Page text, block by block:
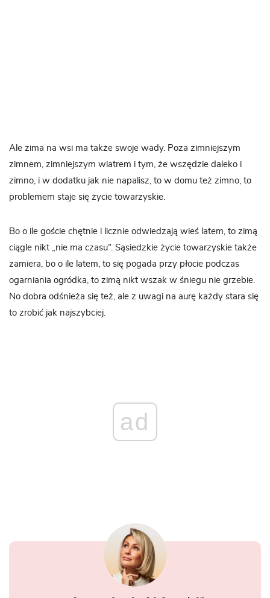
Ale zima na wsi ma także swoje wady. Poza zimniejszym
zimnem, zimniejszym wiatrem i tym, że wszędzie daleko i
zimno, i w dodatku jak nie napalisz, to w domu też zimno, to
problemem staje się życie towarzyskie.
Bo o ile goście chętnie i licznie odwiedzają wieś latem, to zimą
ciągle nikt „nie ma czasu”. Sąsiedzkie życie towarzyskie także
zamiera, bo o ile latem, to się pogada przy płocie podczas
ogarniania ogródka, to zimą nikt wszak w śniegu nie grzebie.
No dobra odśnieża się też, ale z uwagi na aurę każdy stara się
to zrobić jak najszybciej.
ad